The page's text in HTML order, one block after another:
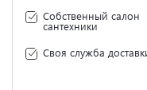
Собственный салон
сантехники
Своя служба